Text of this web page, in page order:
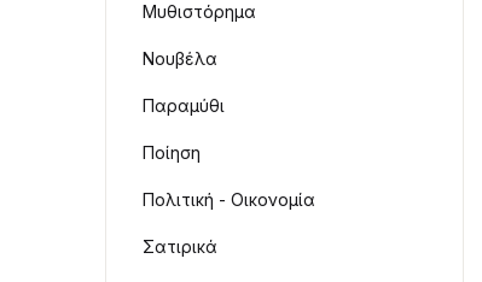
Μυθιστόρημα
Νουβέλα
Παραμύθι
Ποίηση
Πολιτική - Οικονομία
Σατιρικά